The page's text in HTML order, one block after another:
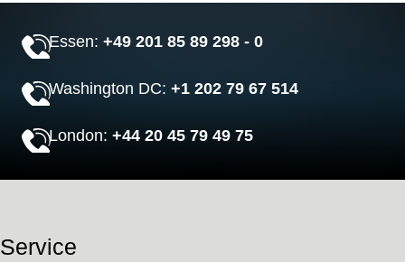
Essen:+49 201 85 89 298 - 0
Washington DC:+1 202 79 67 514
London:+44 20 45 79 49 75
Service